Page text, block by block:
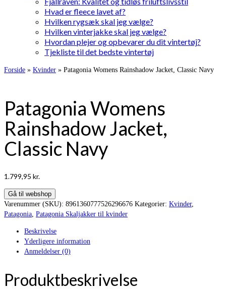
Hvad er fleece lavet af?
Hvilken rygsæk skal jeg vælge?
Hvilken vinterjakke skal jeg vælge?
Hvordan plejer og opbevarer du dit vintertøj?
Tjekliste til det bedste vintertøj
Forside » Kvinder » Patagonia Womens Rainshadow Jacket, Classic Navy
Patagonia Womens
Rainshadow Jacket,
Classic Navy
1.799,95 kr.
Gå til webshop
Varenummer (SKU): 8961360777526296676 Kategorier: Kvinder,
Patagonia Patagonia Skaljakker til kvinder
Beskrivelse
Yderligere information
Anmeldelser (0)
Produktbeskrivelse